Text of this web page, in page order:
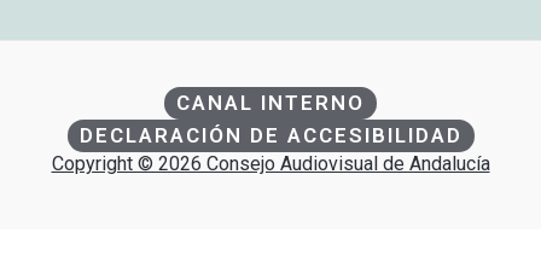
CANAL INTERNO
DECLARACIÓN DE ACCESIBILIDAD
Copyright © 2026 Consejo Audiovisual de Andalucía